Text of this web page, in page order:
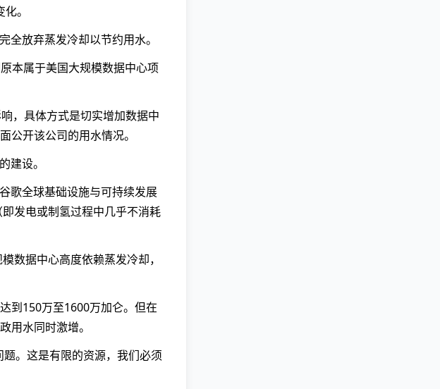
。
放弃蒸发冷却以节约用水。
本属于美国大规模数据中心项
，具体方式是切实增加数据中
公开该公司的用水情况。
建设。
歌全球基础设施与可持续发展
发电或制氢过程中几乎不消耗
数据中心高度依赖蒸发冷却，
到150万至1600万加仑。但在
用水同时激增。
。这是有限的资源，我们必须